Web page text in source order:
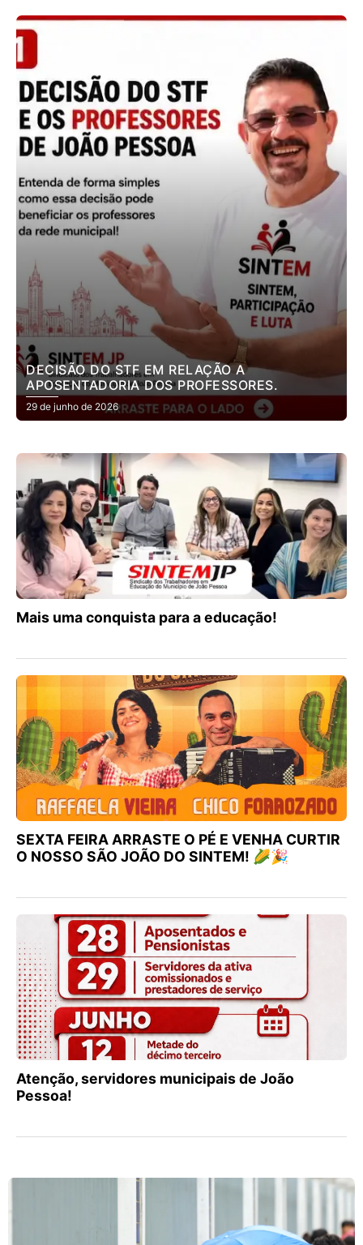
DECISÃO DO STF EM RELAÇÃO A
APOSENTADORIA DOS PROFESSORES.
29 de junho de 2026
Mais uma conquista para a educação!
SEXTA FEIRA ARRASTE O PÉ E VENHA CURTIR
O NOSSO SÃO JOÃO DO SINTEM! 🌽🎉
Atenção, servidores municipais de João
Pessoa!